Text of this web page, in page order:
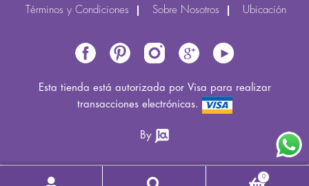
Términos y Condiciones
Sobre Nosotros Ubicación
Esta tienda está autorizada por Visa para realizar
transacciones electrónicas.
By
0